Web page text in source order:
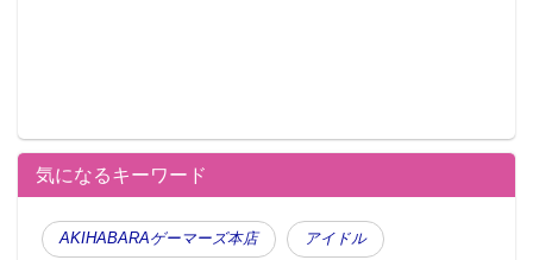
気になるキーワード
AKIHABARAゲーマーズ本店 アイドル